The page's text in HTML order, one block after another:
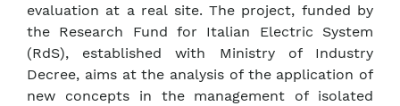
evaluation at a real site. The project, funded by
the Research Fund for Italian Electric System
(RdS), established with Ministry of Industry
Decree, aims at the analysis of the application of
new concepts in the management of isolated